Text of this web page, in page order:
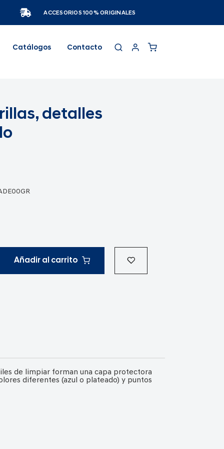
ACCESORIOS 100% ORIGINALES
Catálogos Contacto
detalles
Añadir al carrito
de limpiar forman una capa protectora
diferentes (azul o plateado) y puntos